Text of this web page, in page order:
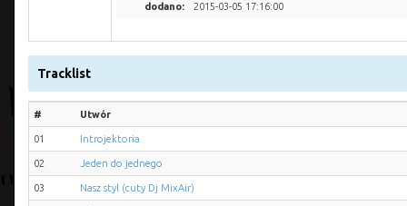
dodano: 2015-03-05 17:16:00
Tracklist
# Utwór
01 Introjektoria
02 Jeden do jednego
03 Nasz styl (cuty Dj MixAir)